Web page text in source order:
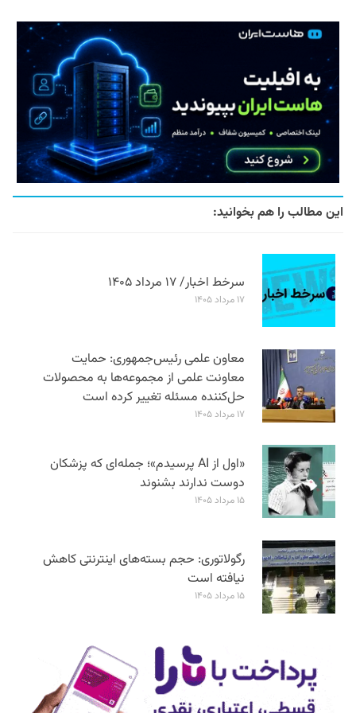
این مطالب را هم بخوانید:
سرخط اخبار/ ۱۷ مرداد ۱۴۰۵
۱۷ مرداد ۱۴۰۵
معاون علمی رئیس‌جمهوری: حمایت
معاونت علمی از مجموعه‌ها به محصولات
حل‌کننده مسئله تغییر کرده است
۱۷ مرداد ۱۴۰۵
«اول از AI پرسیدم»؛ جمله‌ای که پزشکان
دوست ندارند بشنوند
۱۵ مرداد ۱۴۰۵
رگولاتوری: حجم بسته‌های اینترنتی کاهش
نیافته است
۱۵ مرداد ۱۴۰۵